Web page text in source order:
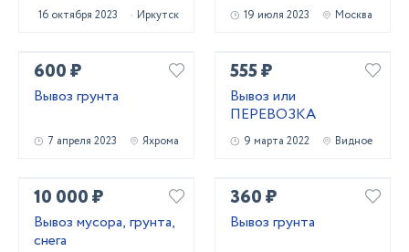
16 октября 2023 Иркутск 19 июля 2023 Москва
600 ₽
Вывоз грунта
7 апреля 2023 Яхрома
555 ₽
Вывоз или
ПЕРЕВОЗКА
9 марта 2022 Видное
10 000 ₽
Вывоз мусора, грунта,
снега
360 ₽
Вывоз грунта